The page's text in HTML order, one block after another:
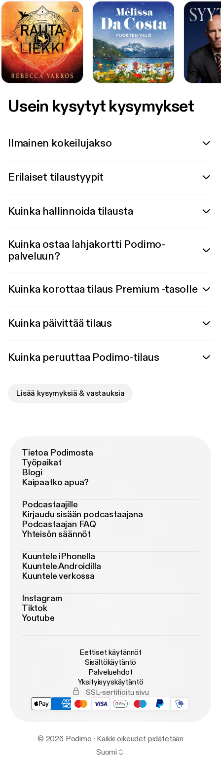
Usein kysytyt kysymykset
Ilmainen kokeilujakso
Erilaiset tilaustyypit
Kuinka hallinnoida tilausta
Kuinka ostaa lahjakortti Podimo-
palveluun?
Kuinka korottaa tilaus Premium -tasolle
Kuinka päivittää tilaus
Kuinka peruuttaa Podimo-tilaus
Lisää kysymyksiä & vastauksia
Tietoa Podimosta
Työpaikat
Blogi
Kaipaatko apua?
Podcastaajille
Kirjaudu sisään podcastaajana
Podcastaajan FAQ
Yhteisön säännöt
Kuuntele iPhonella
Kuuntele Androidilla
Kuuntele verkossa
Instagram
Tiktok
Youtube
Eettiset käytännöt
Sisältökäytäntö
Palveluehdot
Yksityisyyskäytäntö
SSL-sertifioitu sivu
© 2026 Podimo · Kaikki oikeudet pidätetään
Suomi